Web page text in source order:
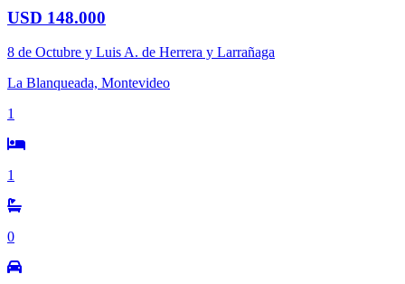
USD 148.000
8 de Octubre y Luis A. de Herrera y Larrañaga
La Blanqueada, Montevideo
1
1
0